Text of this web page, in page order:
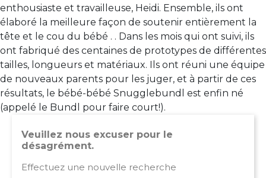
enthousiaste et travailleuse, Heidi. Ensemble, ils ont
élaboré la meilleure façon de soutenir entièrement la
tête et le cou du bébé . . Dans les mois qui ont suivi, ils
ont fabriqué des centaines de prototypes de différentes
tailles, longueurs et matériaux. Ils ont réuni une équipe
de nouveaux parents pour les juger, et à partir de ces
résultats, le bébé-bébé Snugglebundl est enfin né
(appelé le Bundl pour faire court!).
Veuillez nous excuser pour le
désagrément.
Effectuez une nouvelle recherche